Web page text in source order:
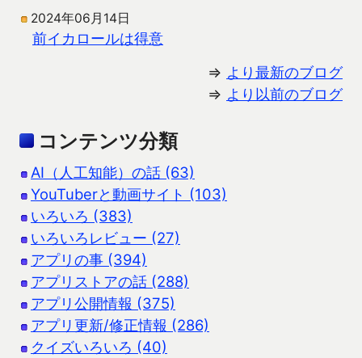
2024年06月14日
前イカロールは得意
⇒ より最新のブログ
⇒ より以前のブログ
コンテンツ分類
AI（人工知能）の話 (63)
YouTuberと動画サイト (103)
いろいろ (383)
いろいろレビュー (27)
アプリの事 (394)
アプリストアの話 (288)
アプリ公開情報 (375)
アプリ更新/修正情報 (286)
クイズいろいろ (40)